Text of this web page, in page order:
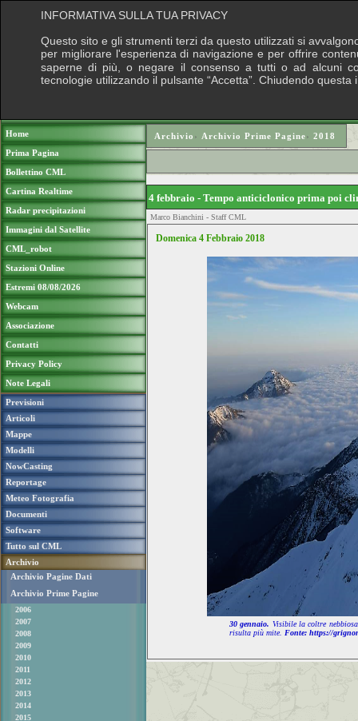
Home
Prima Pagina
Bollettino CML
Cartina Realtime
Radar precipitazioni
Immagini dal Satellite
CML_robot
Stazioni Online
Estremi 08/08/2026
Webcam
Associazione
Contatti
Privacy Policy
Note Legali
Previsioni
Articoli
Mappe
Modelli
NowCasting
Reportage
Meteo Fotografia
Documenti
Software
Tutto sul CML
Archivio
Archivio Pagine Dati
Archivio Prime Pagine
2006
2007
2008
2009
2010
2011
2012
2013
2014
2015
Archivio › Archivio Prime Pagine› 2018
4 febbraio - Tempo anticiclonico prima poi
Marco Bianchini - Staff CML
Domenica 4 Febbraio 2018
30 gennaio. Visibile la coltre
risulta più mite. Fonte: https://
INFORMATIVA SULLA TUA PRIVACY
Questo sito e gli strumenti terzi da questo utilizzati si
per migliorare l'esperienza di navigazione e per offrire
saperne di più, o negare il consenso a tutti o ad alcuni
tecnologie utilizzando il pulsante “Accetta”. Chiudendo